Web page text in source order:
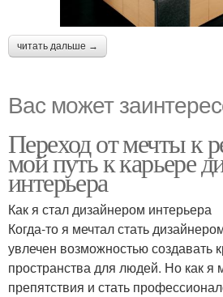
читать дальше →
Вас может
Переход от мечты к
мой путь к карьере
интерьера
Как я стал дизайнером интерьера
Когда-то я мечтал стать
увлечен возможностью создавать
пространства для людей. Но как я
препятствия и стать